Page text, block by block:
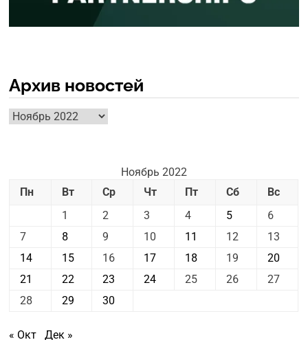
Архив новостей
Архив
новостей
Ноябрь 2022
Пн
Вт Ср Чт Пт Сб
Вс
1
2 3 4 5
6
7
8 9 10 11 12
13
14
15 16 17 18 19
20
21
22 23 24 25 26
27
28
29 30
« Окт Дек »